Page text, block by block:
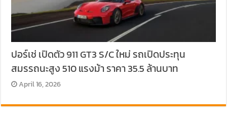
ปอร์เช่ เปิดตัว 911 GT3 S/C ใหม่ รถเปิดประทุน
สมรรถนะสูง 510 แรงม้า ราคา 35.5 ล้านบาท
April 16, 2026